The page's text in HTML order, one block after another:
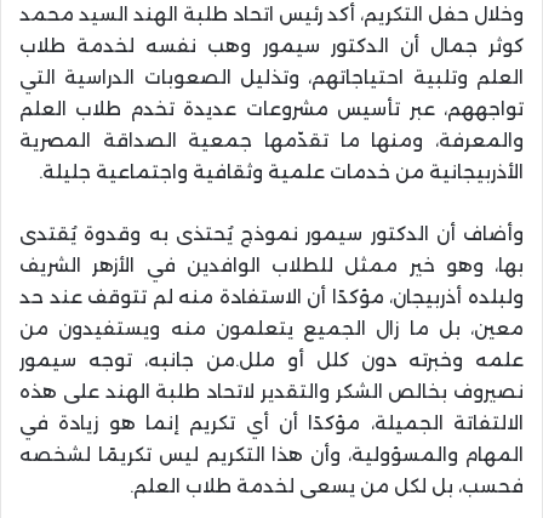
وخلال حفل التكريم، أكد رئيس اتحاد طلبة الهند السيد محمد
كوثر جمال أن الدكتور سيمور وهب نفسه لخدمة طلاب
العلم وتلبية احتياجاتهم، وتذليل الصعوبات الدراسية التي
تواجههم، عبر تأسيس مشروعات عديدة تخدم طلاب العلم
والمعرفة، ومنها ما تقدّمها جمعية الصداقة المصرية
الأذربيجانية من خدمات علمية وثقافية واجتماعية جليلة.
وأضاف أن الدكتور سيمور نموذج يُحتذى به وقدوة يُقتدى
بها، وهو خير ممثل للطلاب الوافدين في الأزهر الشريف
ولبلده أذربيجان، مؤكدًا أن الاستفادة منه لم تتوقف عند حد
معين، بل ما زال الجميع يتعلمون منه ويستفيدون من
علمه وخبرته دون كلل أو ملل.من جانبه، توجه سيمور
نصيروف بخالص الشكر والتقدير لاتحاد طلبة الهند على هذه
الالتفاتة الجميلة، مؤكدًا أن أي تكريم إنما هو زيادة في
المهام والمسؤولية، وأن هذا التكريم ليس تكريمًا لشخصه
فحسب، بل لكل من يسعى لخدمة طلاب العلم.